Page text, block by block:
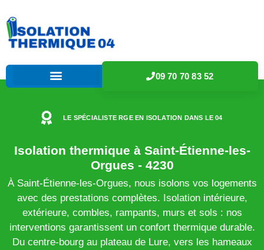
09 70 70 83 52
LE SPÉCIALISTE RGE EN ISOLATION DANS LE 04
Isolation thermique à Saint-Étienne-les-
Orgues - 4230
À Saint-Étienne-les-Orgues, nous isolons vos logements
avec des prestations complètes. Isolation intérieure,
extérieure, combles, rampants, murs et sols : nos
interventions garantissent un confort thermique durable.
Du centre-bourg au plateau de Lure, vers les hameaux